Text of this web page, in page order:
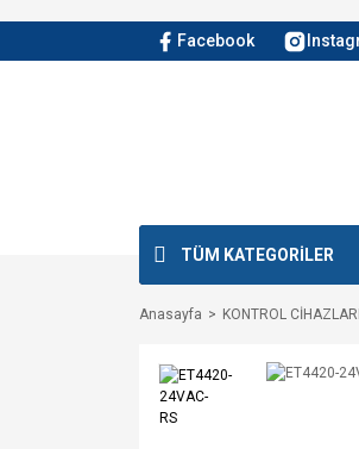
Facebook
TÜM KATEGORİLER
Anasayfa KONTROL CİHAZLARI